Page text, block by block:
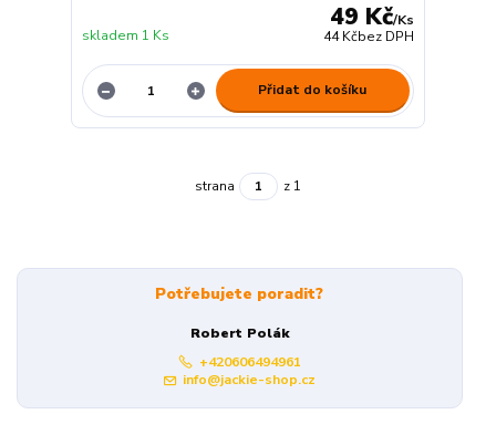
49 Kč/Ks
44 Kčbez DPH
skladem 1 Ks
Přidat do košíku
strana z 1
Potřebujete poradit?
Robert Polák
+420606494961
info@jackie-shop.cz